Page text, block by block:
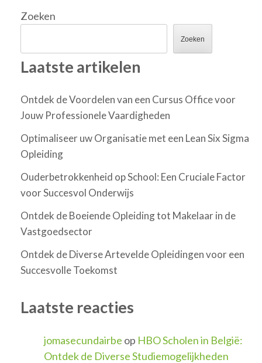
Zoeken
Zoeken
Laatste artikelen
Ontdek de Voordelen van een Cursus Office voor
Jouw Professionele Vaardigheden
Optimaliseer uw Organisatie met een Lean Six Sigma
Opleiding
Ouderbetrokkenheid op School: Een Cruciale Factor
voor Succesvol Onderwijs
Ontdek de Boeiende Opleiding tot Makelaar in de
Vastgoedsector
Ontdek de Diverse Artevelde Opleidingen voor een
Succesvolle Toekomst
Laatste reacties
jomasecundairbe op HBO Scholen in België:
Ontdek de Diverse Studiemogelijkheden